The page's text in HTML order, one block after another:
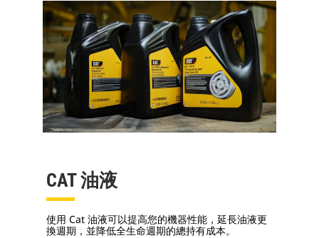
CAT 油液
使用 Cat 油液可以提高您的機器性能，延長油液更
換週期，並降低全生命週期的總持有成本。